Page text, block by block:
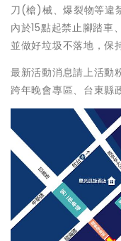
刀(槍)械、爆裂物等違
內於15點起禁止腳踏車
並做好垃圾不落地，保
最新活動消息請上活動
跨年晚會專區、台東縣